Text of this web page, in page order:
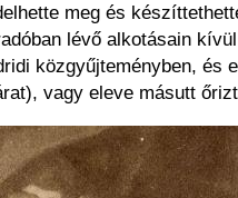
meg és
lévő alkotásain
közgyűjteményben,
vagy eleve másutt